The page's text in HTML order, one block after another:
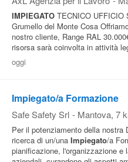
IMPIEGATO TECNICO UFFICIO
Grumello del Monte Cosa
nostro cliente, Range RAL
risorsa sarà coinvolta in attività
oggi
Impiegato/a Formazione
Safe Safety Srl - Mantova, 7
Per il potenziamento della
ricerca di un/una Impiegato/a
pianificazione, l'organizzazione